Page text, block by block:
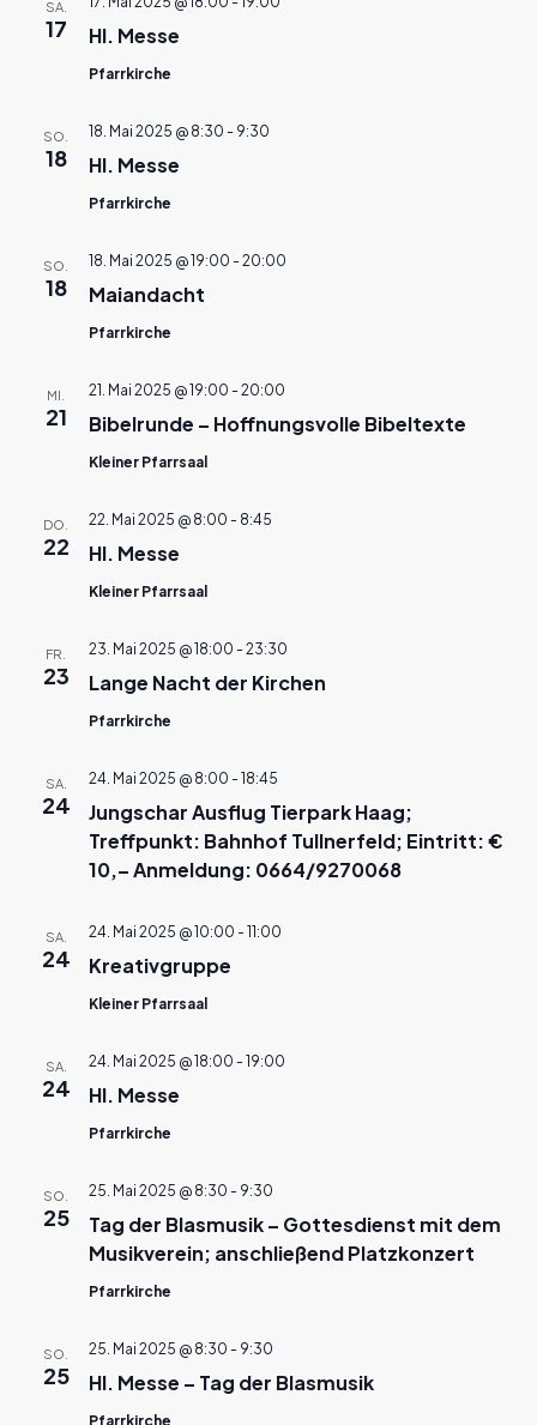
SA.
17 Hl. Messe
Pfarrkirche
SO.
18 Hl. Messe
18. Mai 2025 @ 8:30 - 9:30
Pfarrkirche
SO.
18 Maiandacht
18. Mai 2025 @ 19:00 - 20:00
Pfarrkirche
MI.
21 Bibelrunde – Hoffnungsvolle Bibeltexte
21. Mai 2025 @ 19:00 - 20:00
Kleiner Pfarrsaal
DO.
22 Hl. Messe
22. Mai 2025 @ 8:00 - 8:45
Kleiner Pfarrsaal
FR.
23 Lange Nacht der Kirchen
23. Mai 2025 @ 18:00 - 23:30
Pfarrkirche
SA.
24
Jungschar Ausflug Tierpark Haag;
Treffpunkt: Bahnhof Tullnerfeld; Eintritt: €
10,– Anmeldung: 0664/9270068
24. Mai 2025 @ 8:00 - 18:45
SA.
24 Kreativgruppe
24. Mai 2025 @ 10:00 - 11:00
Kleiner Pfarrsaal
SA.
24 Hl. Messe
24. Mai 2025 @ 18:00 - 19:00
Pfarrkirche
SO.
25
Tag der Blasmusik – Gottesdienst mit dem
Musikverein; anschließend Platzkonzert
25. Mai 2025 @ 8:30 - 9:30
Pfarrkirche
SO.
25 Hl. Messe – Tag der Blasmusik
25. Mai 2025 @ 8:30 - 9:30
Pfarrkirche